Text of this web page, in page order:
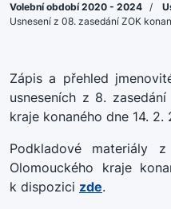
Volební období 2020 - 2024 /
Usnesení z 08. zasedání ZOK
Zápis a přehled
usneseních z 8.
kraje konaného dne 14. 2.
Podkladové materiály
Olomouckého kraje
k dispozici zde.